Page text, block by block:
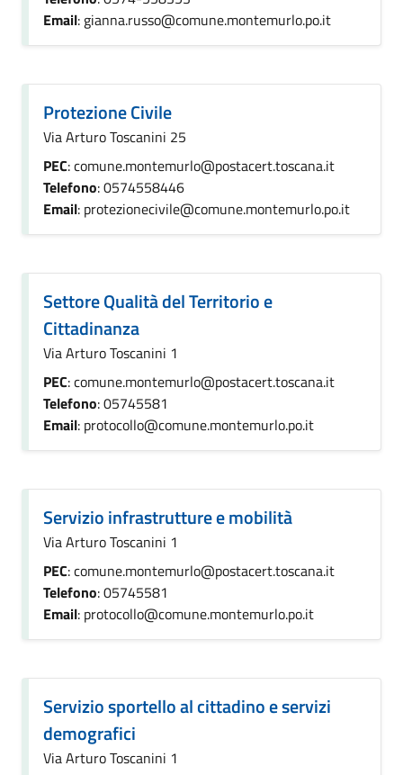
Email: gianna.russo@comune.montemurlo.po.it
Protezione Civile
Via Arturo Toscanini 25
PEC: comune.montemurlo@postacert.toscana.it
Telefono: 0574558446
Email: protezionecivile@comune.montemurlo.po.it
Settore Qualità del Territorio e
Cittadinanza
Via Arturo Toscanini 1
PEC: comune.montemurlo@postacert.toscana.it
Telefono: 05745581
Email: protocollo@comune.montemurlo.po.it
Servizio infrastrutture e mobilità
Via Arturo Toscanini 1
PEC: comune.montemurlo@postacert.toscana.it
Telefono: 05745581
Email: protocollo@comune.montemurlo.po.it
Servizio sportello al cittadino e servizi
demografici
Via Arturo Toscanini 1